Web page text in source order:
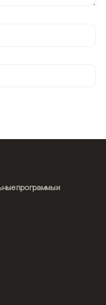
программы и